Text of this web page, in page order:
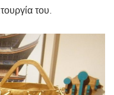
του.